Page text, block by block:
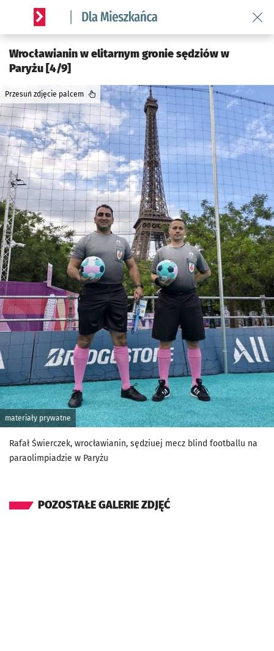
Serwis informacyjny wroclaw.pl podserwis: Dla mieszkańca
Wrocławianin w elitarnym gronie sędziów w
Paryżu [4/9]
materiały prywatne
Przesuń zdjęcie palcem
Rafał Świerczek, wrocławianin, sędziuej mecz blind footballu na
paraolimpiadzie w Paryżu
POZOSTAŁE GALERIE ZDJĘĆ